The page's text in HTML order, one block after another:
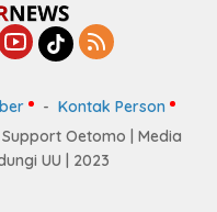
Kontak Person
Oetomo | Media
UU | 2023